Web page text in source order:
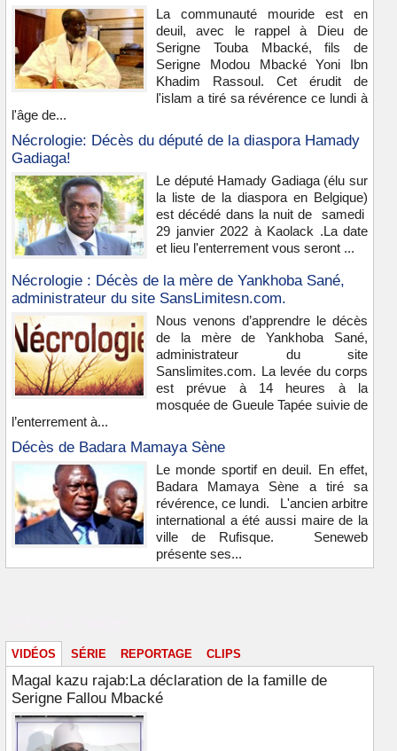
La communauté mouride est en
deuil, avec le rappel à Dieu de
Serigne Touba Mbacké, fils de
Serigne Modou Mbacké Yoni Ibn
Khadim Rassoul. Cet érudit de
l'islam a tiré sa révérence ce lundi à
l'âge de...
Nécrologie: Décès du député de la diaspora Hamady
Gadiaga!
Le député Hamady Gadiaga (élu sur
la liste de la diaspora en Belgique)
est décédé dans la nuit de samedi
29 janvier 2022 à Kaolack .La date
et lieu l'enterrement vous seront ...
Nécrologie : Décès de la mère de Yankhoba Sané,
administrateur du site SansLimitesn.com.
Nous venons d’apprendre le décès
de la mère de Yankhoba Sané,
administrateur du site
Sanslimites.com. La levée du corps
est prévue à 14 heures à la
mosquée de Gueule Tapée suivie de
l’enterrement à...
Décès de Badara Mamaya Sène
Le monde sportif en deuil. En effet,
Badara Mamaya Sène a tiré sa
révérence, ce lundi. L'ancien arbitre
international a été aussi maire de la
ville de Rufisque. Seneweb
présente ses...
VIDÉOS SÉRIE REPORTAGE CLIPS
Magal kazu rajab:La déclaration de la famille de
Serigne Fallou Mbacké